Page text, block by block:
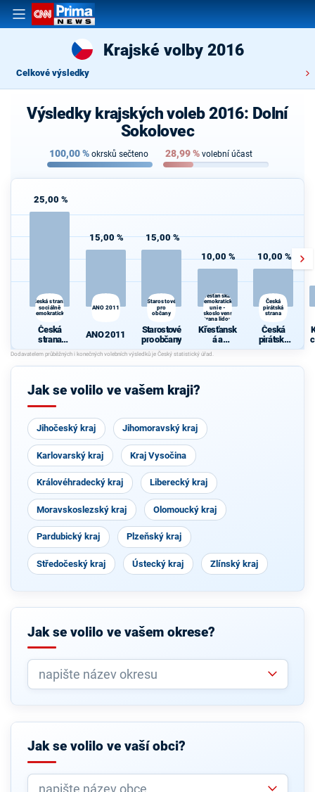
Krajské volby 2016
Celkové výsledky
Výsledky krajských voleb 2016: Dolní
Sokolovec
100,00% okrsků sečteno 28,99% volební účast
25,00 %
Česká strana
sociálně
demokratická
Česká
strana
sociálně
demokrati
cká
15,00 %
ANO 2011
ANO 2011
15,00 %
Starostové
pro
občany
Starostové
pro občany
10,00 %
Křesťanská a
demokratická
unie -
Československá
strana lidová
Křesťansk
á a
demokrati
cká unie -
Českoslov
10,00 %
Česká
pirátská
strana
Česká
pirátská
strana
Jak se volilo ve vašem kraji?
Jihočeský kraj Jihomoravský kraj
Karlovarský kraj Kraj Vysočina
Královéhradecký kraj Liberecký kraj
Moravskoslezský kraj Olomoucký kraj
Pardubický kraj Plzeňský kraj
Středočeský kraj Ústecký kraj Zlínský kraj
Jak se volilo ve vašem okrese?
Jak se volilo ve vaší obci?